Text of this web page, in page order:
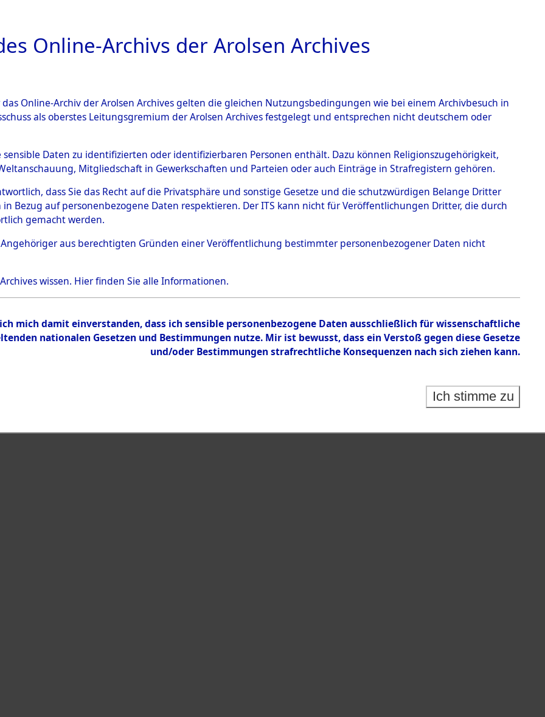
ARCHIVALE ÜBERSICHT BILD
0002 (108006060)
Person DE GRAAF, JAN
Bestand
Online-Archivs der Arolsen Archives
Online-Archiv der Arolsen Archives gelten die gleichen Nutzungsbedingungen wie bei einem Archivbesuch in
als oberstes Leitungsgremium der Arolsen Archives festgelegt und entsprechen nicht deutschem oder
sensible Daten zu identifizierten oder identifizierbaren Personen enthält. Dazu können Religionszugehörigkeit,
Mitgliedschaft in Gewerkschaften und Parteien oder auch Einträge in Strafregistern gehören.
dass Sie das Recht auf die Privatsphäre und sonstige Gesetze und die schutzwürdigen Belange Dritter
Bezug auf personenbezogene Daten respektieren. Der ITS kann nicht für Veröffentlichungen Dritter, die durch
gemacht werden.
Angehöriger aus berechtigten Gründen einer Veröffentlichung bestimmter personenbezogener Daten nicht
wissen. Hierfinden Sie alle Informationen.
mich damit einverstanden, dass ich sensible personenbezogene Daten ausschließlich für wissenschaftliche
nationalen Gesetzen und Bestimmungen nutze. Mir ist bewusst, dass ein Verstoß gegen diese Gesetze
und/oder Bestimmungen strafrechtliche Konsequenzen nach sich ziehen kann.
Ich stimme zu